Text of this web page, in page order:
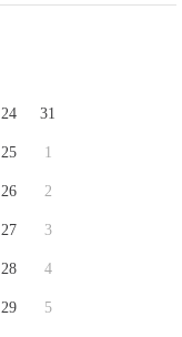
24
25
26
27
28
29
31
1
2
3
4
5